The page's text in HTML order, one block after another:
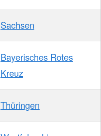
Sachsen
Bayerisches Rotes
Kreuz
Thüringen